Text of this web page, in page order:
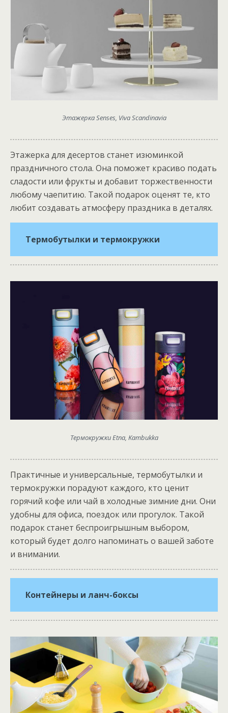
Этажерка Senses, Viva Scandinavia
Этажерка для десертов станет изюминкой
праздничного стола. Она поможет красиво подать
сладости или фрукты и добавит торжественности
любому чаепитию. Такой подарок оценят те, кто
любит создавать атмосферу праздника в деталях.
Термобутылки и термокружки
Термокружки Etna, Kambukka
Практичные и универсальные, термобутылки и
термокружки порадуют каждого, кто ценит
горячий кофе или чай в холодные зимние дни. Они
удобны для офиса, поездок или прогулок. Такой
подарок станет беспроигрышным выбором,
который будет долго напоминать о вашей заботе
и внимании.
Контейнеры и ланч-боксы